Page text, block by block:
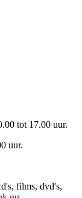
tot 17.00 uur.
uur.
films, dvd's,